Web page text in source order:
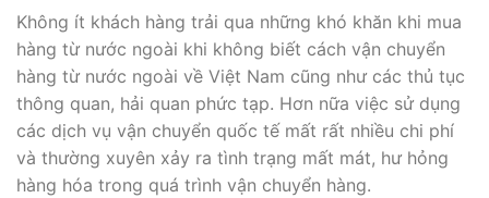
Không ít khách hàng trải qua những khó khăn khi mua
hàng từ nước ngoài khi không biết cách vận chuyển
hàng từ nước ngoài về Việt Nam cũng như các thủ tục
thông quan, hải quan phức tạp. Hơn nữa việc sử dụng
các dịch vụ vận chuyển quốc tế mất rất nhiều chi phí
và thường xuyên xảy ra tình trạng mất mát, hư hỏng
hàng hóa trong quá trình vận chuyển hàng.